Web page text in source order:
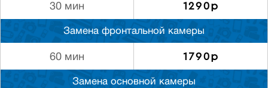
30 мин 1290р
Замена фронтальной камеры
60 мин 1790р
Замена основной камеры